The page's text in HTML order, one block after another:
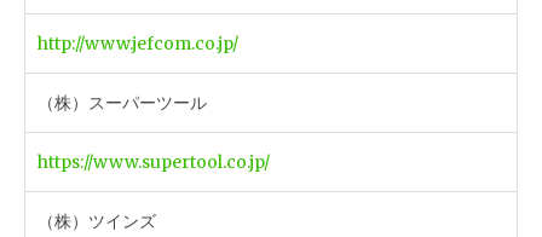
http://www.jefcom.co.jp/
（株）スーパーツール
https://www.supertool.co.jp/
（株）ツインズ